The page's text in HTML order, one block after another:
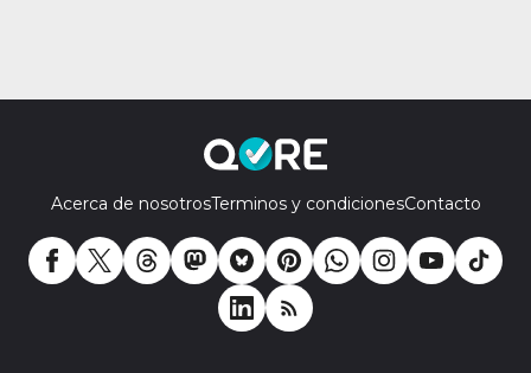
Acerca de nosotrosTerminos y condicionesContacto